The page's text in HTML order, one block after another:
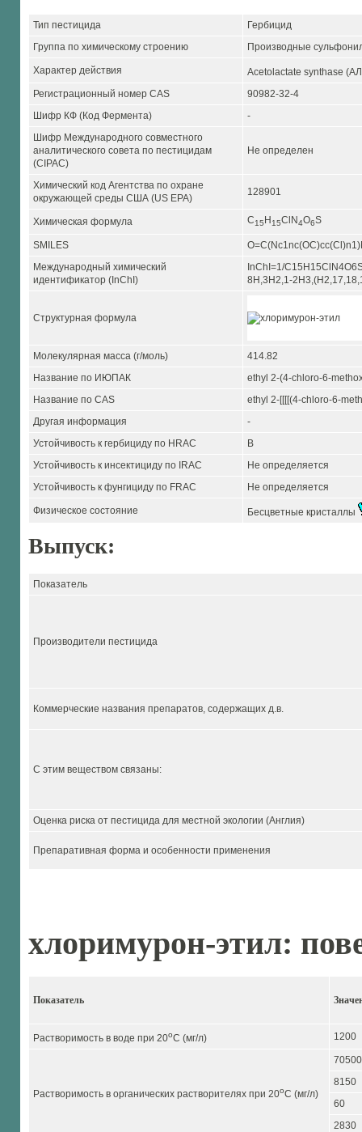
Тип пестицида
Гербицид
Группа по химическому строению
Производные
Характер действия
Acetolactate synthase
Регистрационный номер CAS
90982-32-4
Шифр КФ (Код Фермента)
-
Шифр Международного совместного
аналитического совета по пестицидам
(CIPAC)
Не определен
Химический код Агентства по охране
окружающей среды США (US EPA)
128901
Химическая формула C15 H15ClN4O6S
SMILES
Международный химический
идентификатор (InChI)
InChI=1/
8H,3H2,1-
Структурная формула
Молекулярная масса (г/моль)
414.82
Название по ИЮПАК
ethyl 2-(4-chloro-6-
Название по CAS
ethyl 2-[[[[(4-chloro-6-
Другая информация
-
Устойчивость к гербициду по HRAC
B
Устойчивость к инсектициду по IRAC
Не определяется
Устойчивость к фунгициду по FRAC
Не определяется
Физическое состояние Бесцветные кристаллы
Выпуск:
Показатель
Производители пестицида
Коммерческие названия препаратов, содержащих д.в.
С этим веществом связаны:
Оценка риска от пестицида для местной экологии (Англия)
Препаративная форма и особенности применения
хлоримурон-этил:
Показатель
Растворимость в воде при 20oC (мг/л) 1200
Растворимость в органических растворителях при 20oC (мг/л)
70500
8150
60
2830